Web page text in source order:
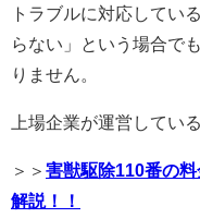
トラブルに対応してい
らない」という場合で
りません。
上場企業が運営してい
＞＞ 害獣駆除110番の
解説！！